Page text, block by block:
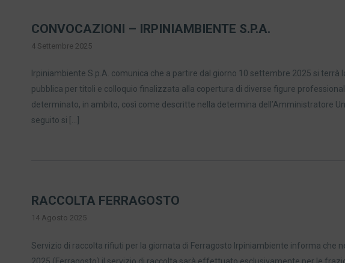
CONVOCAZIONI – IRPINIAMBIENTE S.P.A.
4 Settembre 2025
Irpiniambiente S.p.A. comunica che a partire dal giorno 10 settembre 2025 si terrà
pubblica per titoli e colloquio finalizzata alla copertura di diverse figure
determinato, in ambito, così come descritte nella determina dell’Amministratore
seguito si […]
RACCOLTA FERRAGOSTO
14 Agosto 2025
Servizio di raccolta rifiuti per la giornata di Ferragosto Irpiniambiente informa che